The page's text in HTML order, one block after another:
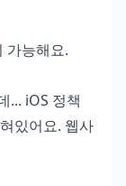
가능해요.
... iOS 정책
있어요. 웹사